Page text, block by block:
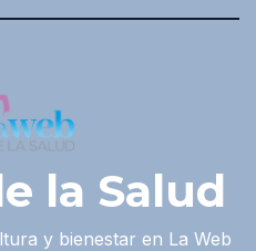
la Salud
y bienestar en La Web